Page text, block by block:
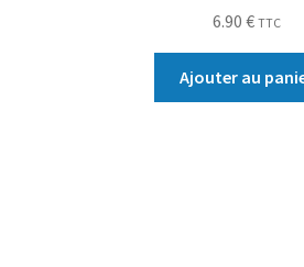
6.90 € TTC
Ajouter au